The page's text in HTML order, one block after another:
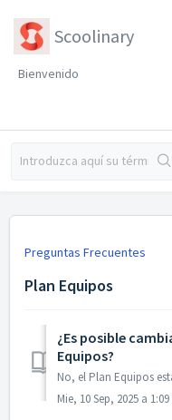
Scoolinary
Bienvenido
Preguntas Frecuentes
Plan Equipos
¿Es posible
Equipos?
Mie, 10 Sep, 2025 a 1:09